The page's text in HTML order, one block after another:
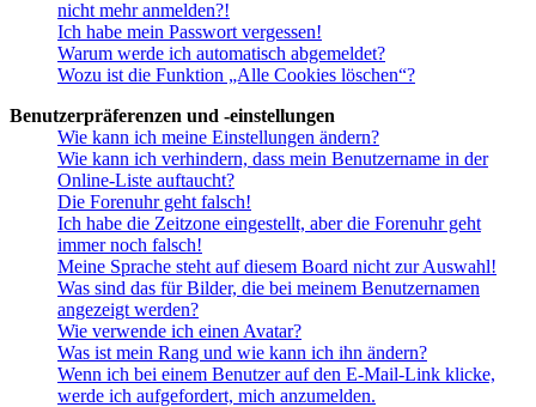
nicht mehr anmelden?!
Ich habe mein Passwort vergessen!
Warum werde ich automatisch abgemeldet?
Wozu ist die Funktion „Alle Cookies löschen“?
Benutzerpräferenzen und -einstellungen
Wie kann ich meine Einstellungen ändern?
Wie kann ich verhindern, dass mein Benutzername in der
Online-Liste auftaucht?
Die Forenuhr geht falsch!
Ich habe die Zeitzone eingestellt, aber die Forenuhr geht
immer noch falsch!
Meine Sprache steht auf diesem Board nicht zur Auswahl!
Was sind das für Bilder, die bei meinem Benutzernamen
angezeigt werden?
Wie verwende ich einen Avatar?
Was ist mein Rang und wie kann ich ihn ändern?
Wenn ich bei einem Benutzer auf den E-Mail-Link klicke,
werde ich aufgefordert, mich anzumelden.